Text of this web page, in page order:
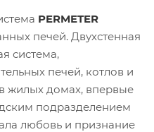
PERMETER
печей. Двухстенная
система,
печей, котлов и
жилых домах, впервые
подразделением
любовь и признание